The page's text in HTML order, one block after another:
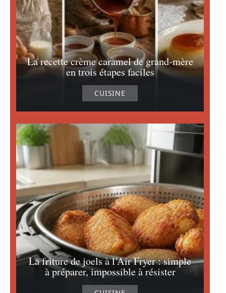
La recette crème caramel de grand-mère
en trois étapes faciles
CUISINE
La friture de joels à l’Air Fryer : simple
à préparer, impossible à résister